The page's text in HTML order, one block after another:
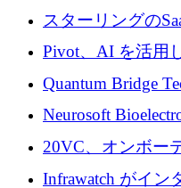
ラ テクノロジー
で 1,600 万ドルを
スターリングの
グループ利益は
Pivot、AI を活用
ラットフォームを
ルを調達
Quantum Bridge
バーセキュリティ
Neurosoft
イン コンピュー
に 750 万ドルを調
20VC、オンボー
Prelude へのシリ
Infrawatch がイン